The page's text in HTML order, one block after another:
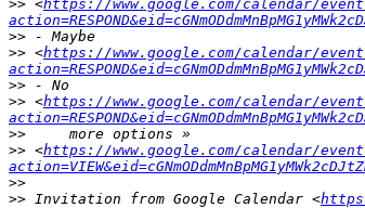
>> <https://www.google.com/calendar/
>>
>> <https://www.google.com/calendar/
>>
>> <https://www.google.com/calendar/
>>
>> <https://www.google.com/calendar/
>>
>> Invitation from Google Calendar <